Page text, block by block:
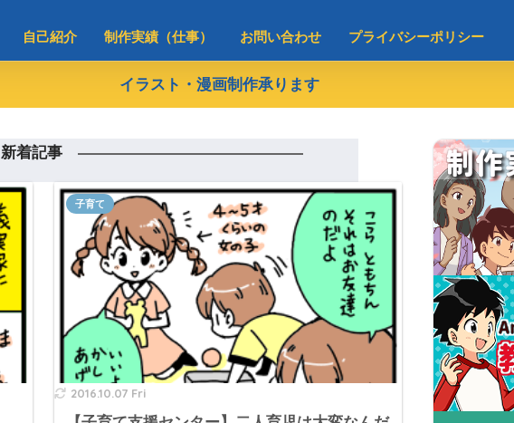
自己紹介 制作実績（仕事） お問い合わせ プライバシーポリシー
イラスト・漫画制作承ります
新着記事
2016.10.07 Fri
子育て